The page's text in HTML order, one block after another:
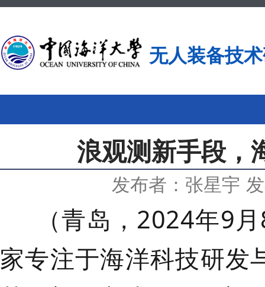
无人装备技
浪观测新手段，
发布者：张星宇
（青岛，2024年9
家专注于海洋科技研发